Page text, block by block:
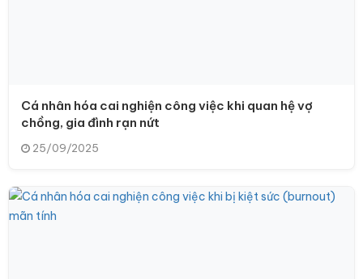
Cá nhân hóa cai nghiện công việc khi quan hệ vợ
chồng, gia đình rạn nứt
25/09/2025